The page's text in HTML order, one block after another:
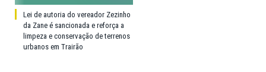
Lei de autoria do vereador Zezinho
da Zane é sancionada e reforça a
limpeza e conservação de terrenos
urbanos em Trairão